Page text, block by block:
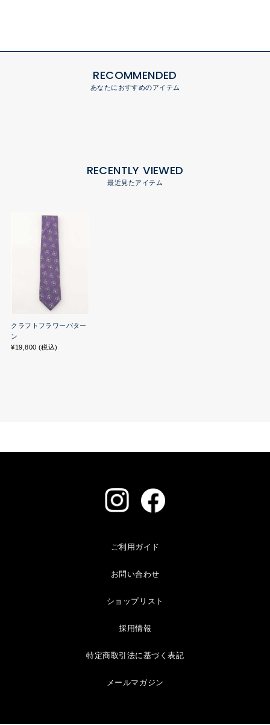
RECOMMENDED
あなたにおすすめのアイテム
RECENTLY VIEWED
最近見たアイテム
クラフトフラワーパター
ン
¥19,800 (税込)
ご利用ガイド
お問い合わせ
ショップリスト
採用情報
特定商取引法に基づく表記
メールマガジン